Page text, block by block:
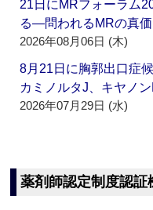
21日にMRフォーラム
る―問われるMRの真
2026年08月06日 (木)
8月21日に胸郭出口症
カミノルタJ、キヤノ
2026年07月29日 (水)
薬剤師認定制度認